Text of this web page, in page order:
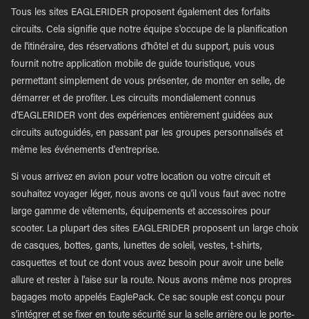
Tous les sites EAGLERIDER proposent également des forfaits
circuits. Cela signifie que notre équipe s'occupe de la planification
de l'itinéraire, des réservations d'hôtel et du support, puis vous
fournit notre application mobile de guide touristique, vous
permettant simplement de vous présenter, de monter en selle, de
démarrer et de profiter. Les circuits mondialement connus
d'EAGLERIDER vont des expériences entièrement guidées aux
circuits autoguidés, en passant par les groupes personnalisés et
même les événements d'entreprise.
Si vous arrivez en avion pour votre location ou votre circuit et
souhaitez voyager léger, nous avons ce qu'il vous faut avec notre
large gamme de vêtements, équipements et accessoires pour
scooter. La plupart des sites EAGLERIDER proposent un large choix
de casques, bottes, gants, lunettes de soleil, vestes, t-shirts,
casquettes et tout ce dont vous avez besoin pour avoir une belle
allure et rester à l'aise sur la route. Nous avons même nos propres
bagages moto appelés EaglePack. Ce sac souple est conçu pour
s'intégrer et se fixer en toute sécurité sur la selle arrière ou le porte-